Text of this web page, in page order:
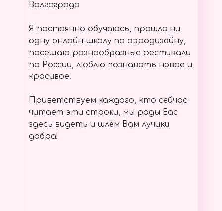
Волгограда
Я постоянно обучаюсь, прошла ни
одну онлайн-школу по аэродизайну,
посещаю разнообразные фестивали
по России, люблю познавать новое и
красивое.
Приветствуем каждого, кто сейчас
читает эти строки, мы рады Вас
здесь видеть и шлём Вам лучики
добра!